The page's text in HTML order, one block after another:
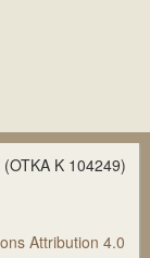
K 104249)
Attribution 4.0